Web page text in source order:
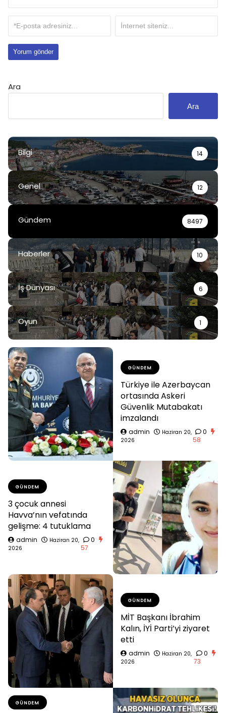
Ara
Ara
Bilgi 14
Genel 12
Gündem 8497
Haberler 10
İş Dünyası 6
Oyun 1
GÜNDEM
Türkiye ile Azerbaycan
ortasında Askeri
Güvenlik Mutabakatı
imzalandı
admin
Haziran 20,
2026
0
58
GÜNDEM
3 çocuk annesi
Havva’nın vefatında
gelişme: 4 tutuklama
admin
Haziran 20,
2026
0
57
GÜNDEM
MİT Başkanı İbrahim
Kalın, İYİ Parti’yi ziyaret
etti
admin
Haziran 20,
2026
0
73
GÜNDEM